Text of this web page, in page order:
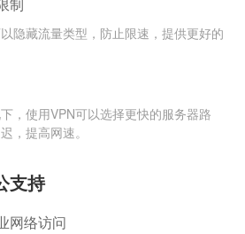
制
隐藏流量类型，防止限速，提供更好的
，使用VPN可以选择更快的服务器路
，提高网速。
支持
网络访问